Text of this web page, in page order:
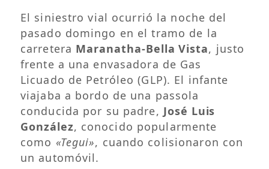
El siniestro vial ocurrió la noche del
pasado domingo en el tramo de la
carretera Maranatha-Bella Vista, justo
frente a una envasadora de Gas
Licuado de Petróleo (GLP). El infante
viajaba a bordo de una passola
conducida por su padre, José Luis
González, conocido popularmente
como «Tegui», cuando colisionaron con
un automóvil.